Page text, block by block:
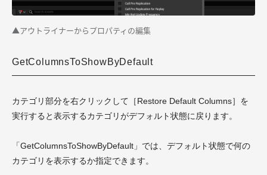
▲アウトライナーからプロパティの編集
GetColumnsToShowByDefault
カテゴリ部分を右クリックして［Restore Default Columns］を
実行すると表示するカテゴリがデフォルト状態に戻ります。
「GetColumnsToShowByDefault」では、デフォルト状態で何の
カテゴリを表示するか指定できます。